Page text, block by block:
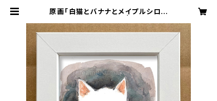
原画「白猫とバナナとメイプルシロッ
Of Blue 猫や透明堂